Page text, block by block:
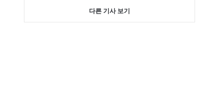
다른 기사 보기